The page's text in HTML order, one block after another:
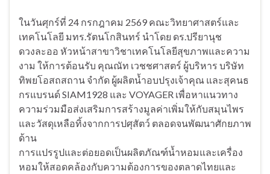
ในวันศุกร์ที่ 24 กรกฎาคม 2569 คณะวิทยาศาสตร์และ
เทคโนโลยี มทร.รัตนโกสินทร์ นำโดย ดร.ปรียานุช
ดวงละออ หัวหน้าสาขาวิชาเทคโนโลยีสุขภาพและความ
งาม ให้การต้อนรับ คุณณัท เวชชศาสตร์ ผู้บริหาร บริษัท
ทิพยโอสถสถาน จำกัด ผู้ผลิตน้ำอบปรุงเจ้าคุณ และสุคนธ
กรแบรนด์ SIAM1928 และ VOYAGER เพื่อหาแนวทาง
ความร่วมมือส่งเสริมการสร้างมูลค่าเพิ่มให้กับสมุนไพร
และวัสดุเหลือทิ้งจากการปศุสัตว์ ตลอดจนพัฒนาศักยภาพ
ด้าน
การแปรรูปและต่อยอดเป็นผลิตภัณฑ์น้ำหอมและเครื่อง
หอมให้สอดคล้องกับความต้องการของตลาดไทยและ